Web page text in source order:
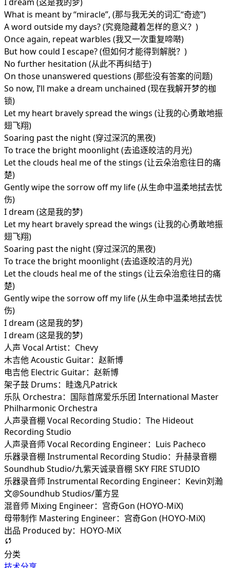
What is meant by “miracle”, (那与我无关的词汇“奇迹”)
A word outside my days? (究竟隐藏着怎样的意义？)
Once again, repeat warbles (我又一次重复啼啭)
But how could I escape? (但如何才能得到解脱？)
No further hesitation (从此不再纠结于)
On those unanswered questions (那些没有答案的问题)
So now, I’ll make a dream unchained (现在我解开梦的枷
锁)
Let my heart bravely spread the wings (让我的心勇敢地振
翅飞翔)
Soaring past the night (穿过深沉的黑夜)
To trace the bright moonlight (去追逐皎洁的月光)
Let the clouds heal me of the stings (让云朵治愈往日的痛
楚)
Gently wipe the sorrow off my life (从生命中温柔地拭去忧
伤)
I dream (这是我的梦)
Let my heart bravely spread the wings (让我的心勇敢地振
翅飞翔)
Soaring past the night (穿过深沉的黑夜)
To trace the bright moonlight (去追逐皎洁的月光)
Let the clouds heal me of the stings (让云朵治愈往日的痛
楚)
Gently wipe the sorrow off my life (从生命中温柔地拭去忧
伤)
I dream (这是我的梦)
I dream (这是我的梦)
人声 Vocal Artist：Chevy
木吉他 Acoustic Guitar：赵新博
电吉他 Electric Guitar：赵新博
架子鼓 Drums：眭逸凡Patrick
乐队 Orchestra：国际首席爱乐乐团 International Master
Philharmonic Orchestra
人声录音棚 Vocal Recording Studio：The Hideout
Recording Studio
人声录音师 Vocal Recording Engineer：Luis Pacheco
乐器录音棚 Instrumental Recording Studio：升赫录音棚
Soundhub Studio/九紫天诚录音棚 SKY FIRE STUDIO
乐器录音师 Instrumental Recording Engineer：Kevin刘瀚
文@Soundhub Studios/董方昱
混音师 Mixing Engineer：宫奇Gon (HOYO-MiX)
母带制作 Mastering Engineer：宫奇Gon (HOYO-MiX)
出品 Produced by：HOYO-MiX
分类